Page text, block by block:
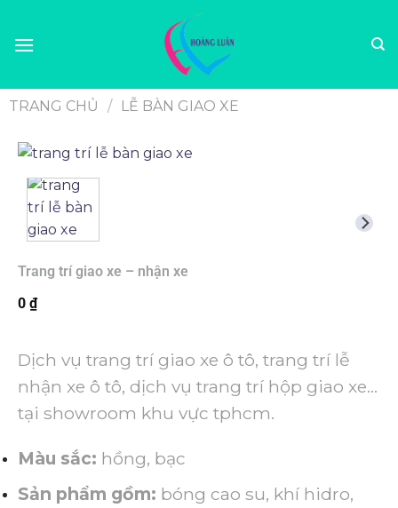
TRANG CHỦ / LỄ BÀN GIAO XE
Trang trí giao xe – nhận xe
0 ₫
Dịch vụ trang trí giao xe ô tô, trang trí lễ
nhận xe ô tô, dịch vụ trang trí hộp giao xe…
tại showroom khu vực tphcm.
Màu sắc: hồng, bạc
Sản phẩm gồm: bóng cao su, khí hidro,